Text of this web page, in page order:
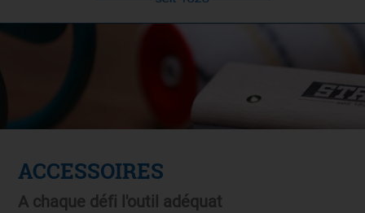
ACCESSOIRES
A chaque défi l'outil adéquat